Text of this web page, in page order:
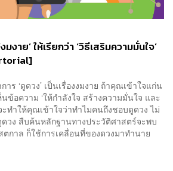
งาย’ ให้เรียกว่า ‘วิธีเสริมความมั่นใจ’
ร ‘ดูดวง’ เป็นเรื่องงมงาย ถ้าคุณเข้าใจแก่น
ข้อความ ‘ให้กำลังใจ สร้างความมั่นใจ และ
ทำให้คุณเข้าใจว่าทำไมคนถึงชอบดูดวง ไม่
วง สืบค้นหลักฐานทางประวัติศาสตร์จะพบ
ตกาล ก็ใช้การเคลื่อนที่ของดวงมาทำนาย